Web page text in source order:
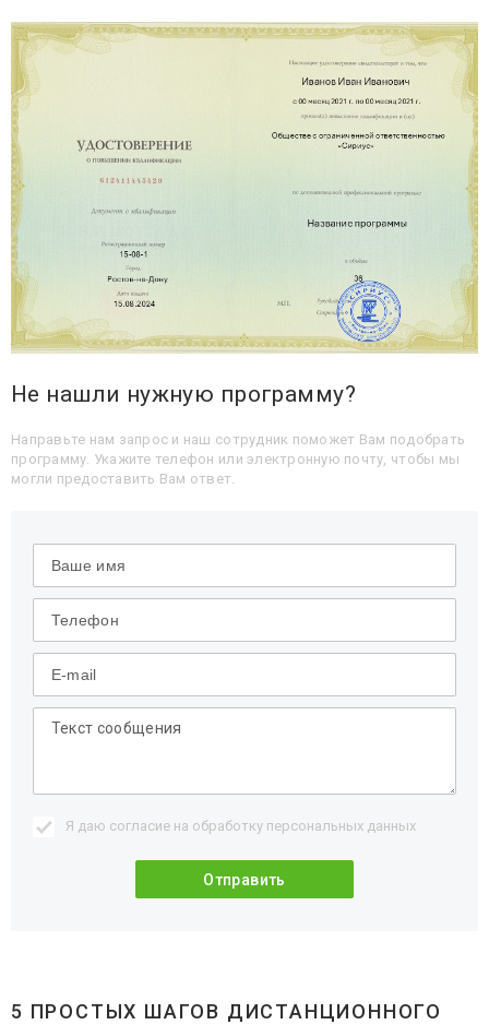
Не нашли нужную программу?
Направьте нам запрос и наш сотрудник поможет Вам подобрать
программу. Укажите телефон или электронную почту, чтобы мы
могли предоставить Вам ответ.
Я даю согласие на обработку персональных данных
5 ПРОСТЫХ ШАГОВ ДИСТАНЦИОННОГО